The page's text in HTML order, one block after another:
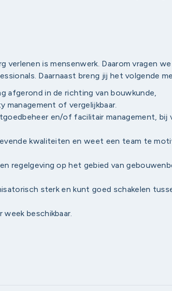
verlenen is mensenwerk. Daarom vragen
Daarnaast breng jij het volgende
afgerond in de richting van bouwkunde,
management of vergelijkbaar.
en/of facilitair management, bij
kwaliteiten en weet een team te
regelgeving op het gebied van
sterk en kunt goed schakelen
beschikbaar.